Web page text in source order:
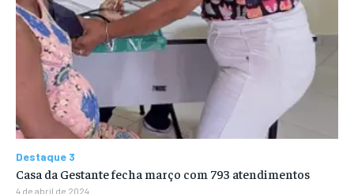
Destaque 3
Casa da Gestante fecha março com 793 atendimentos
4 de abril de 2024